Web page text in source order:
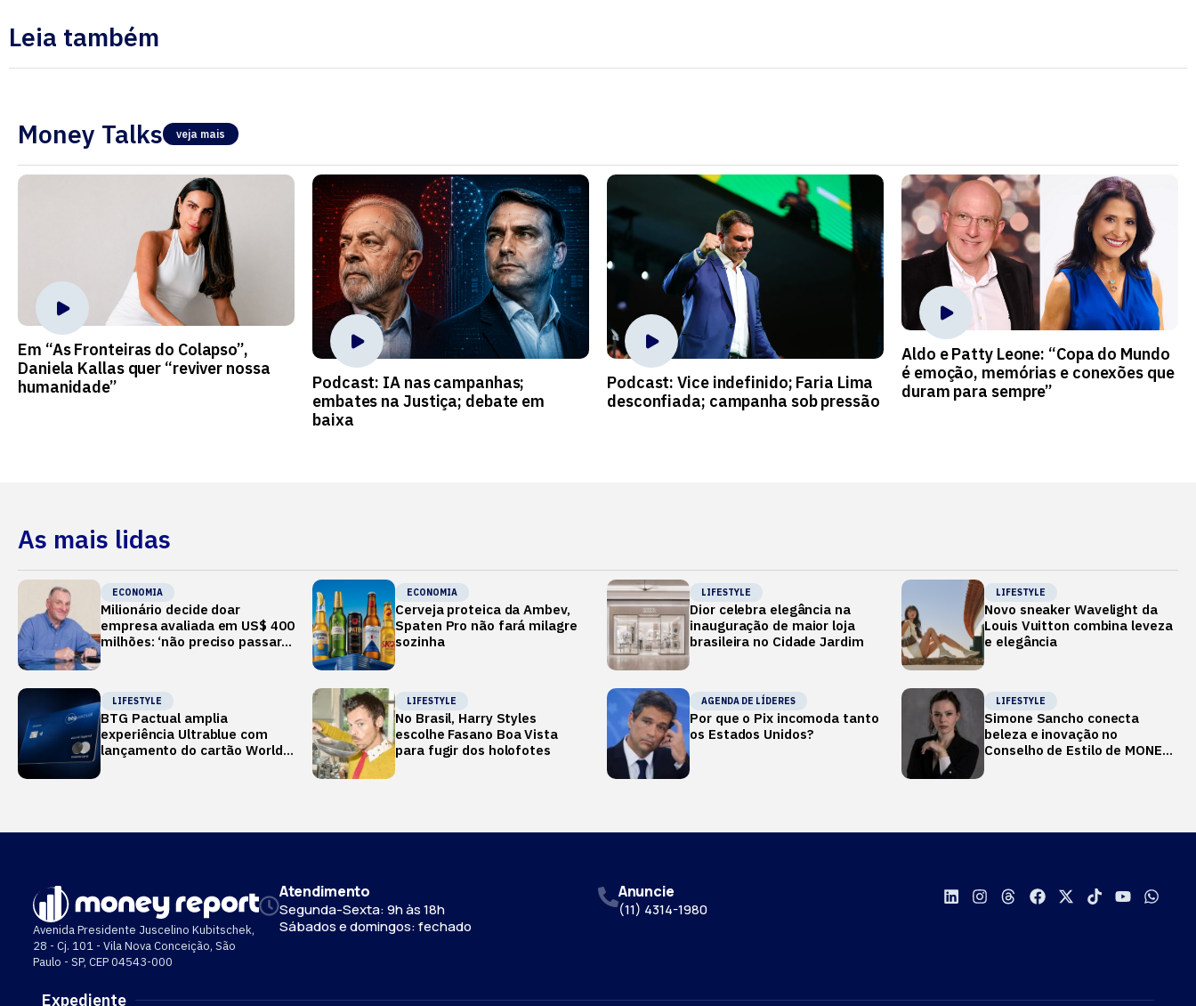
Leia também
Money Talks veja mais
Em “As Fronteiras do Colapso”,
Daniela Kallas quer “reviver nossa
humanidade”
Podcast: IA nas campanhas;
embates na Justiça; debate em
baixa
Podcast: Vice indefinido; Faria Lima
desconfiada; campanha sob pressão
Aldo e Patty Leone: “Copa do Mundo
é emoção, memórias e conexões que
duram para sempre”
As mais lidas
ECONOMIA
Milionário decide doar
empresa avaliada em US$ 400
milhões: ‘não preciso passar o
ECONOMIA
Cerveja proteica da Ambev,
Spaten Pro não fará milagre
sozinha
LIFESTYLE
Dior celebra elegância na
inauguração de maior loja
brasileira no Cidade Jardim
LIFESTYLE
Novo sneaker Wavelight da
Louis Vuitton combina leveza
e elegância
LIFESTYLE
BTG Pactual amplia
experiência Ultrablue com
lançamento do cartão World
LIFESTYLE
No Brasil, Harry Styles
escolhe Fasano Boa Vista
para fugir dos holofotes
AGENDA DE LÍDERES
Por que o Pix incomoda tanto
os Estados Unidos?
LIFESTYLE
Simone Sancho conecta
beleza e inovação no
Conselho de Estilo de MONEY
Avenida Presidente Juscelino Kubitschek,
28 - Cj. 101 - Vila Nova Conceição, São
Paulo - SP, CEP 04543-000
Atendimento
Segunda-Sexta: 9h às 18h
Sábados e domingos: fechado
Anuncie
(11) 4314-1980
Expediente